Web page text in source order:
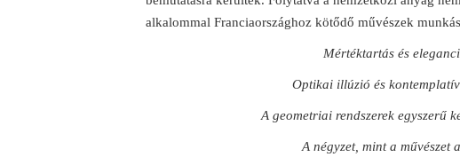
alkalommal Franciaországhoz kötődő művészek
Mértéktartás és
Optikai illúzió és
A geometriai rendszerek egyszerű
A négyzet, mint a művészet